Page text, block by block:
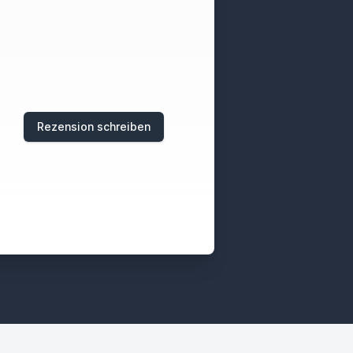
Rezension schreiben